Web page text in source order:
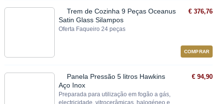
Trem de Cozinha 9 Peças Oceanus
Satin Glass Silampos
Oferta Faqueiro 24 peças
€ 376,76
COMPRAR
Panela Pressão 5 litros Hawkins
Aço Inox
Preparada para utilização em fogão a gás,
electricidade, vitrocerâmicas, halogéneo e
€ 94,90